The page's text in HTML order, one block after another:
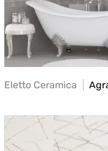
Eletto Ceramica